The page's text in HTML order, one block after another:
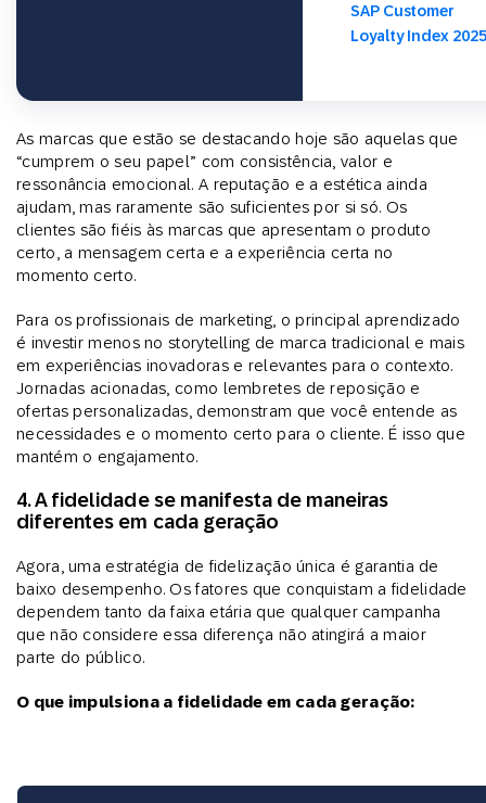
SAP Customer
Loyalty Index 2025
As marcas que estão se destacando hoje são aquelas que
“cumprem o seu papel” com consistência, valor e
ressonância emocional. A reputação e a estética ainda
ajudam, mas raramente são suficientes por si só. Os
clientes são fiéis às marcas que apresentam o produto
certo, a mensagem certa e a experiência certa no
momento certo.
Para os profissionais de marketing, o principal aprendizado
é investir menos no storytelling de marca tradicional e mais
em experiências inovadoras e relevantes para o contexto.
Jornadas acionadas, como lembretes de reposição e
ofertas personalizadas, demonstram que você entende as
necessidades e o momento certo para o cliente. É isso que
mantém o engajamento.
4. A fidelidade se manifesta de maneiras
diferentes em cada geração
Agora, uma estratégia de fidelização única é garantia de
baixo desempenho. Os fatores que conquistam a fidelidade
dependem tanto da faixa etária que qualquer campanha
que não considere essa diferença não atingirá a maior
parte do público.
O que impulsiona a fidelidade em cada geração: